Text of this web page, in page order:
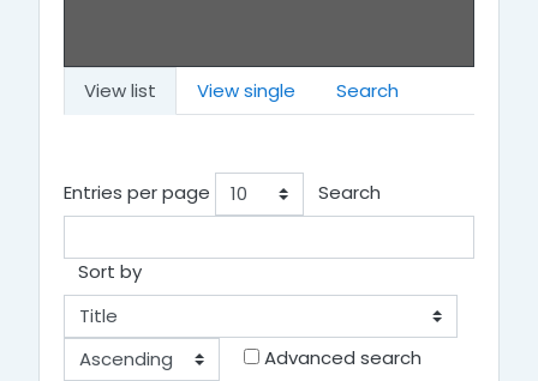
View list View single Search
Entries per page Search
Sort by
Advanced search